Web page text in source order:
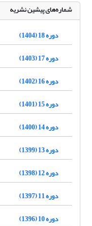
شماره‌های پیشین نشریه
دوره 18 (1404)
دوره 17 (1403)
دوره 16 (1402)
دوره 15 (1401)
دوره 14 (1400)
دوره 13 (1399)
دوره 12 (1398)
دوره 11 (1397)
دوره 10 (1396)